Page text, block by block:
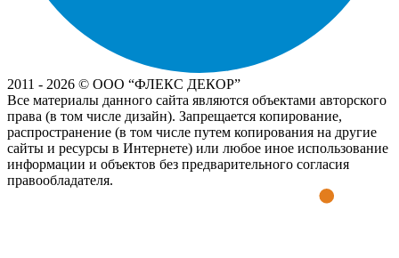
2011 - 2026 © OOO “ФЛЕКС ДЕКОР”
Все материалы данного сайта являются объектами авторского
права (в том числе дизайн). Запрещается копирование,
распространение (в том числе путем копирования на другие
сайты и ресурсы в Интернете) или любое иное использование
информации и объектов без предварительного согласия
правообладателя.